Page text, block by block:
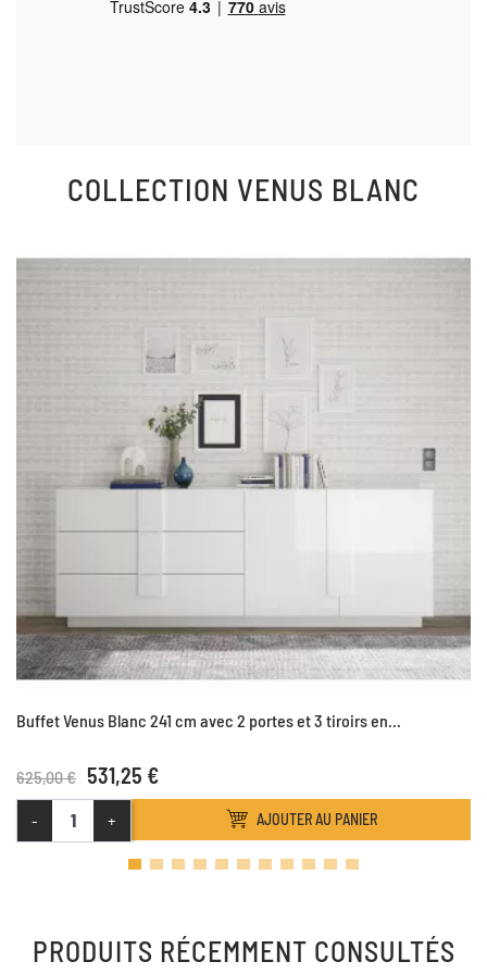
COLLECTION VENUS BLANC
Buffet Venus Blanc 241 cm avec 2 portes et 3 tiroirs en...
625,00 € 531,25 €
- + AJOUTER AU PANIER
PRODUITS RÉCEMMENT CONSULTÉS